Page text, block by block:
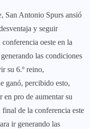
San Antonio Spurs ansió
y seguir
oeste en la
las condiciones
su 6.º reino,
ganó, percibido esto,
pro de aumentar su
de la conferencia este
ir generando las